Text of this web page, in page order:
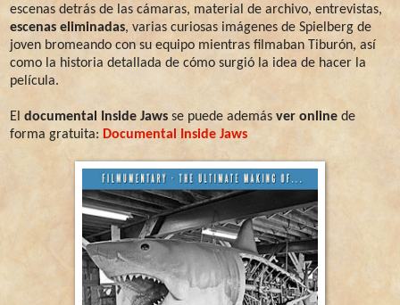
escenas detrás de las cámaras, material de archivo, entrevistas,
escenas eliminadas, varias curiosas imágenes de Spielberg de
joven bromeando con su equipo mientras filmaban Tiburón, así
como la historia detallada de cómo surgió la idea de hacer la
película.
El documental Inside Jaws se puede además ver online de
forma gratuita: Documental Inside Jaws